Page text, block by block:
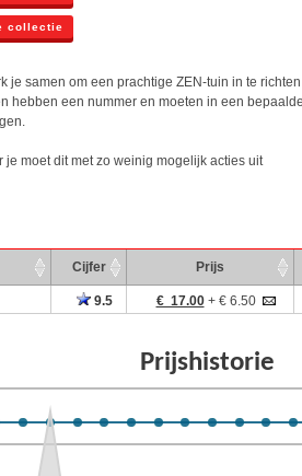
collectie
je samen om een prachtige ZEN-tuin in te richten
hebben een nummer en moeten in een bepaalde
je moet dit met zo weinig mogelijk acties uit
Cijfer Prijs
9.5 € 17.00+ € 6.50